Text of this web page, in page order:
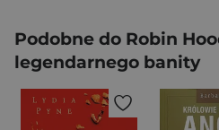
Podobne do Robin
legendarnego banity